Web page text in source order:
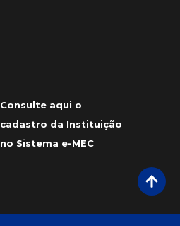
Consulte aqui o
cadastro da Instituição
no Sistema e-MEC